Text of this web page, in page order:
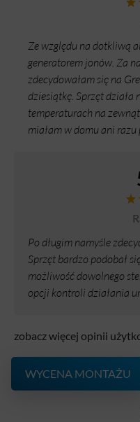
Ze względu na dotkliwą
generatorem jonów. Za
zdecydowałam się na
dziesiątkę. Sprzęt działa
temperaturach na
miałam w domu ani razu
Po długim namyśle
Sprzęt bardzo podobał
możliwość dowolnego
opcji kontroli działania
zobacz więcej opinii
WYCENA MONTAŻU